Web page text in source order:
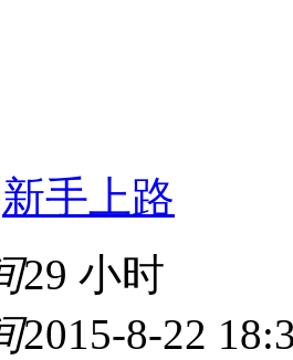
新手上路
29 小时
2015-8-22